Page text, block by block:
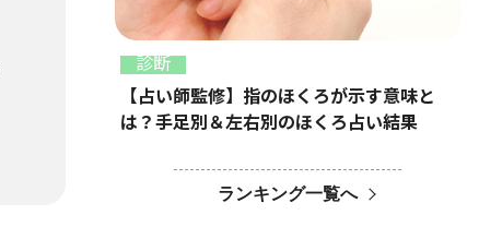
診断
【占い師監修】指のほくろが示す意味と
は？手足別＆左右別のほくろ占い結果
ランキング一覧へ